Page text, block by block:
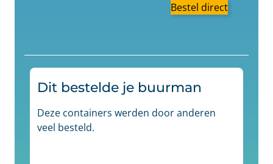
Bestel direct
Dit bestelde je buurman
Deze containers werden door anderen
veel besteld.